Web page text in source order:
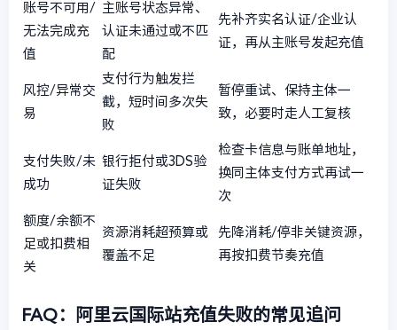
账号不可用/
无法完成充
值
主账号状态异常、
认证未通过或不匹
配
先补齐实名认证/企业认
证，再从主账号发起充值
风控/异常交
易
支付行为触发拦
截，短时间多次失
败
暂停重试、保持主体一
致，必要时走人工复核
支付失败/未
成功
银行拒付或3DS验
证失败
检查卡信息与账单地址，
换同主体支付方式再试一
次
额度/余额不
足或扣费相
关
资源消耗超预算或
覆盖不足
先降消耗/停非关键资源，
再按扣费节奏充值
FAQ：阿里云国际站充值失败的常见追问